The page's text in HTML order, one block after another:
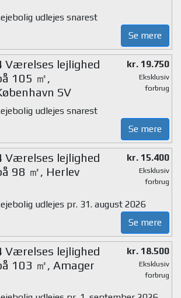
udlejes snarest
Se mere
Værelses lejlighed
105 ㎡,
SV
kr. 19.750
Eksklusiv
forbrug
udlejes snarest
Se mere
Værelses lejlighed
98 ㎡, Herlev
kr. 15.400
Eksklusiv
forbrug
udlejes pr. 31. august 2026
Se mere
Værelses lejlighed
103 ㎡, Amager
kr. 18.500
Eksklusiv
forbrug